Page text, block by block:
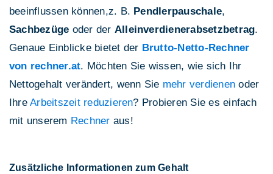
beeinflussen können,z. B. Pendlerpauschale,
Sachbezüge oder der Alleinverdienerabsetzbetrag.
Genaue Einblicke bietet der Brutto-Netto-Rechner
von rechner.at. Möchten Sie wissen, wie sich Ihr
Nettogehalt verändert, wenn Sie mehr verdienen oder
IhreArbeitszeit reduzieren? Probieren Sie es einfach
mit unserem Rechner aus!
Zusätzliche Informationen zum Gehalt